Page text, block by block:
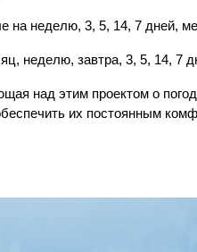
на неделю, 3, 5, 14, 7 дней,
неделю, завтра, 3, 5, 14, 7
над этим проектом о
их постоянным